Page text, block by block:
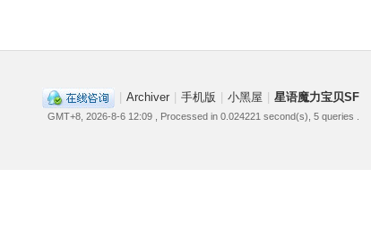
Archiver 手机版 小黑屋 星语魔力宝贝SF
GMT+8, 2026-8-6 12:09, Processed in 0.024221 second(s), 5 queries .